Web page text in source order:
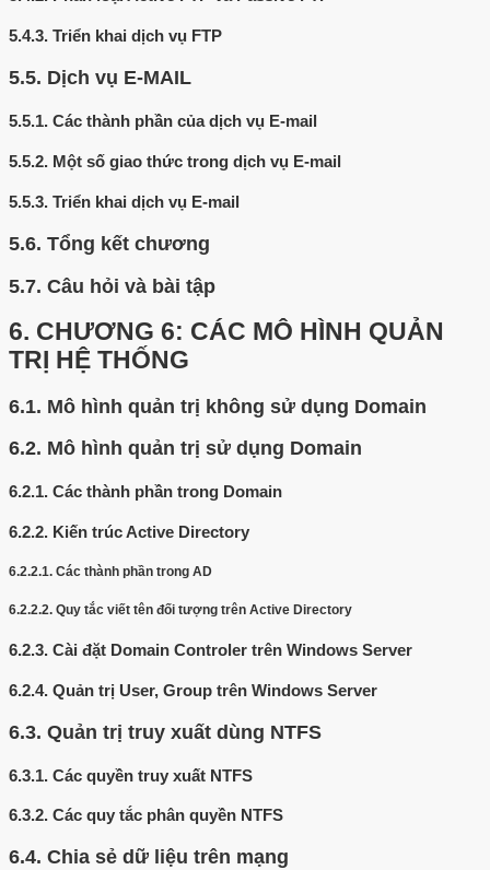
5.4.3. Triển khai dịch vụ FTP
5.5. Dịch vụ E-MAIL
5.5.1. Các thành phần của dịch vụ E-mail
5.5.2. Một số giao thức trong dịch vụ E-mail
5.5.3. Triển khai dịch vụ E-mail
5.6. Tổng kết chương
5.7. Câu hỏi và bài tập
6. CHƯƠNG 6: CÁC MÔ HÌNH QUẢN
TRỊ HỆ THỐNG
6.1. Mô hình quản trị không sử dụng Domain
6.2. Mô hình quản trị sử dụng Domain
6.2.1. Các thành phần trong Domain
6.2.2. Kiến trúc Active Directory
6.2.2.1. Các thành phần trong AD
6.2.2.2. Quy tắc viết tên đối tượng trên Active Directory
6.2.3. Cài đặt Domain Controler trên Windows Server
6.2.4. Quản trị User, Group trên Windows Server
6.3. Quản trị truy xuất dùng NTFS
6.3.1. Các quyền truy xuất NTFS
6.3.2. Các quy tắc phân quyền NTFS
6.4. Chia sẻ dữ liệu trên mạng